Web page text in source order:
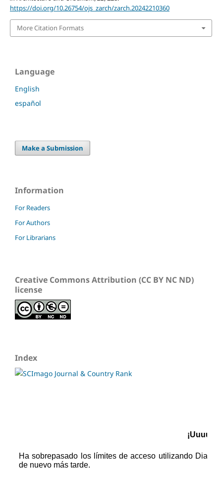
https://doi.org/10.26754/ojs_zarch/zarch.20242210360
More Citation Formats
Language
English
español
Make a Submission
Information
For Readers
For Authors
For Librarians
Creative Commons Attribution (CC BY NC ND)
license
Index